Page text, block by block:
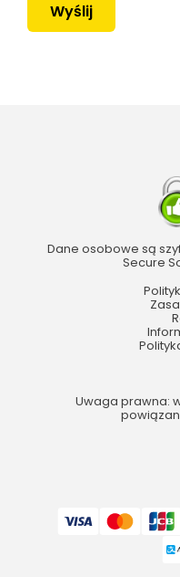
Wyślij
Dane osobowe są
Secure
Uwaga prawna: